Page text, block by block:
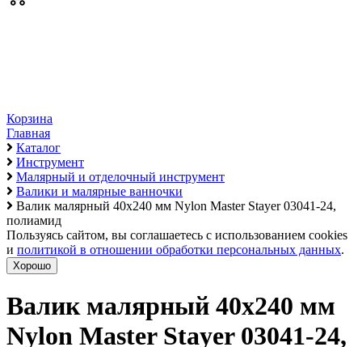
Корзина
Главная
Каталог
Инструмент
Малярный и отделочный инструмент
Валики и малярные ванночки
Валик малярный 40х240 мм Nylon Master Stayer 03041-24,
полиамид
Пользуясь сайтом, вы соглашаетесь с использованием cookies
и политикой в отношении обработки персональных данных.
Хорошо
Валик малярный 40х240 мм
Nylon Master Stayer 03041-24,